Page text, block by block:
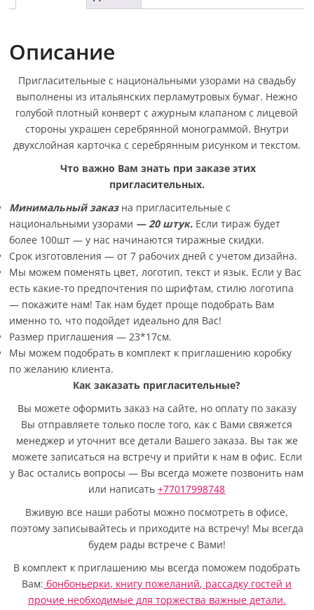
Описание
Пригласительные с национальными узорами на свадьбу
выполнены из итальянских перламутровых бумаг. Нежно
голубой плотный конверт с ажурным клапаном с лицевой
стороны украшен серебрянной монограммой. Внутри
двухслойная карточка с серебрянным рисунком и текстом.
Что важно Вам знать при заказе этих
пригласительных.
Минимальный заказ на пригласительные с
национальными узорами — 20 штук. Если тираж будет
более 100шт — у нас начинаются тиражные скидки.
Срок изготовления — от 7 рабочих дней с учетом дизайна.
Мы можем поменять цвет, логотип, текст и язык. Если у Вас
есть какие-то предпочтения по шрифтам, стилю логотипа
— покажите нам! Так нам будет проще подобрать Вам
именно то, что подойдет идеально для Вас!
Размер приглашения — 23*17см.
Мы можем подобрать в комплект к приглашению коробку
по желанию клиента.
Как заказать пригласительные?
Вы можете оформить заказ на сайте, но оплату по заказу
Вы отправляете только после того, как с Вами свяжется
менеджер и уточнит все детали Вашего заказа. Вы так же
можете записаться на встречу и прийти к нам в офис. Если
у Вас остались вопросы — Вы всегда можете позвонить нам
или написать+77017998748
Вживую все наши работы можно посмотреть в офисе,
поэтому записывайтесь и приходите на встречу! Мы всегда
будем рады встрече с Вами!
В комплект к приглашению мы всегда поможем подобрать
Вам: бонбоньерки, книгу пожеланий, рассадку гостей и
прочие необходимые для торжества важные детали.